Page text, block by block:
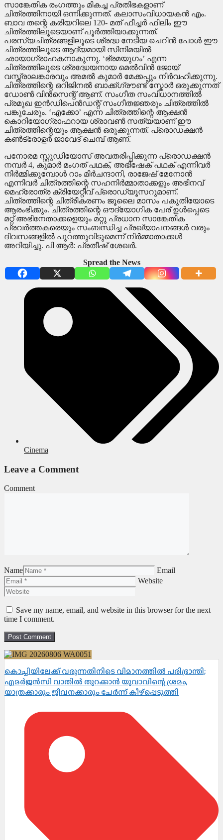
സാങ്കേതിക രംഗത്തും മികച്ച പ്രതിഭകളാണ്
ചിത്രത്തിനായി ഒന്നിക്കുന്നത്. കലാസംവിധായകൻ എം.
ബാവ തന്റെ കരിയറിലെ 120- മത് ഫീച്ചർ ഫിലിം ഈ
ചിത്രത്തിലൂടെയാണ് പൂർത്തിയാക്കുന്നത്.
പരസ്യചിത്രങ്ങളിലൂടെ ശ്രദ്ധ നേടിയ ചെറിൻ പോൾ ഈ
ചിത്രത്തിലൂടെ ആദ്യമായി സിനിമയിൽ
ഛായാഗ്രാഹകനാകുന്നു. ‘ഭ്രമയുഗം’ എന്ന
ചിത്രത്തിലൂടെ ശ്രദ്ധേയനായ മെൽവിൻ ജോയ്
വസ്ത്രാലങ്കാരവും അമൽ കുമാർ മേക്കപ്പും നിർവഹിക്കുന്നു.
ചിത്രത്തിന്റെ ഒറിജിനൽ ബാക്ക്ഗ്രൗണ്ട് സ്കോർ ഒരുക്കുന്നത്
ഡോൺ വിൻസെന്റ് ആണ്. സംഗീത സംവിധാനത്തിൽ
പ്രമുഖ ഇൻഡിപെൻഡന്റ് സംഗീതജ്ഞരും ചിത്രത്തിൽ
പങ്കുചേരും. ‘എക്കോ’ എന്ന ചിത്രത്തിന്റെ ആക്ഷൻ
കൊറിയോഗ്രാഫറായ ശ്രാവൺ സത്യയാണ് ഈ
ചിത്രത്തിന്റെയും ആക്ഷൻ ഒരുക്കുന്നത്. പ്രൊഡക്ഷൻ
കൺട്രോളർ ജാവേദ് ചെമ്പ് ആണ്.
പനോരമ സ്റ്റുഡിയോസ് അവതരിപ്പിക്കുന്ന പ്രൊഡക്ഷൻ
നമ്പർ 4, കുമാർ മംഗത് പഥക്, അഭിഷേക് പഥക് എന്നിവർ
നിർമ്മിക്കുമ്പോൾ റാം മിർചന്ദാനി, രാജേഷ് മേനോൻ
എന്നിവർ ചിത്രത്തിന്റെ സഹനിർമ്മാതാക്കളും അഭിനവ്
മെഹ്രോത്ര ക്രിയേറ്റീവ് പ്രൊഡ്യൂസറുമാണ്.
ചിത്രത്തിന്റെ ചിത്രീകരണം ജൂലൈ മാസം പകുതിയോടെ
ആരംഭിക്കും. ചിത്രത്തിന്റെ ഔദ്യോഗിക പേര് ഉൾപ്പെടെ
മറ്റ് അഭിനേതാക്കളെയും മറ്റു പ്രധാന സാങ്കേതിക
പ്രവർത്തകരെയും സംബന്ധിച്ച പ്രഖ്യാപനങ്ങൾ വരും
ദിവസങ്ങളിൽ പുറത്തുവിടുമെന്ന് നിർമ്മാതാക്കൾ
അറിയിച്ചു. പി ആർ: പ്രതീഷ് ശേഖർ.
Spread the News
Cinema
Leave a Comment
Comment
Name
Email
Website
Save my name, email, and website in this browser for the next
time I comment.
കൊച്ചിയിലേക്ക് വരുന്നതിനിടെ വിമാനത്തിൽ പരിഭ്രാന്തി;
എമർജൻസി വാതിൽ തുറക്കാൻ യുവാവിന്റെ ശ്രമം,
യാത്രക്കാരും ജീവനക്കാരും ചേർന്ന് കീഴ്പ്പെടുത്തി